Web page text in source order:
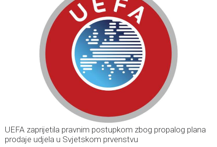
UEFA zaprijetila pravnim postupkom zbog propalog plana
prodaje udjela u Svjetskom prvenstvu